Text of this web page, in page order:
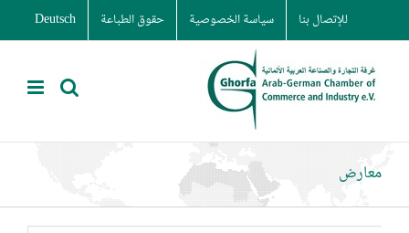
to
content
للإتصال بنا سياسة الخصوصية حقوق الطباعة Deutsch
معارض